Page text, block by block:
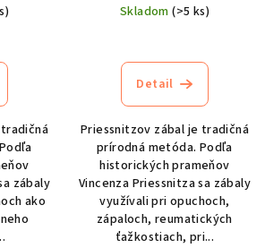
zábaly
ako
Skladom(>5 ks)
produktu
je
4,7
z
5
hviezdičiek.
Detail
Priessnitzov zábal je tradičná
prírodná metóda. Podľa
historických prameňov
Vincenza Priessnitza sa zábaly
využívali pri opuchoch,
zápaloch, reumatických
ťažkostiach, pri...